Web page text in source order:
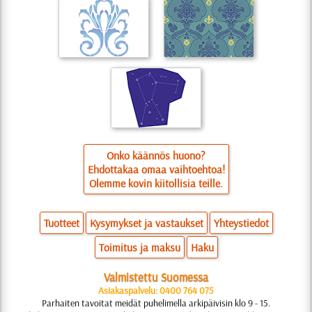
Onko käännös huono?
Ehdottakaa omaa vaihtoehtoa!
Olemme kovin kiitollisia teille.
Tuotteet Kysymykset ja vastaukset
Yhteystiedot
Toimitus ja maksu
Haku
Valmistettu Suomessa
Asiakaspalvelu: 0400 764 075
Parhaiten tavoitat meidät puhelimella arkipäivisin klo 9 - 15.